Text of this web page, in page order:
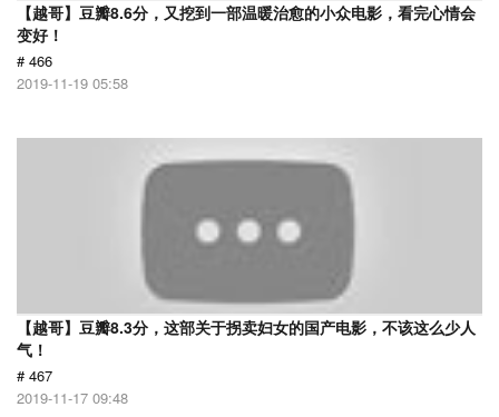
【越哥】豆瓣8.6分，又挖到一部温暖治愈的小众电影，看完心情会
变好！
# 466
2019-11-19 05:58
【越哥】豆瓣8.3分，这部关于拐卖妇女的国产电影，不该这么少人
气！
# 467
2019-11-17 09:48